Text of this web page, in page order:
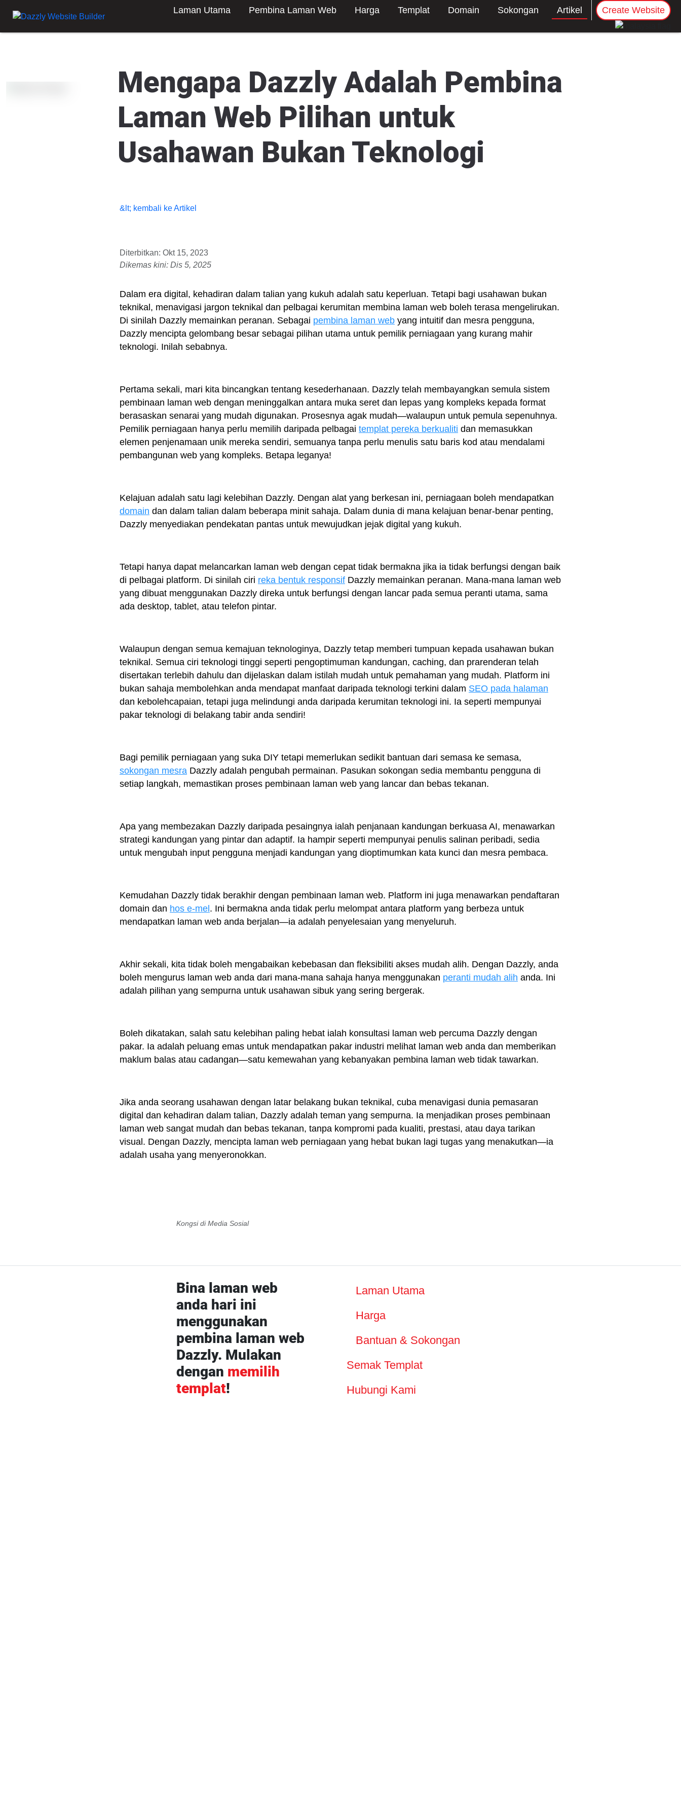
Laman Utama Pembina Laman Web Harga Templat Domain Sokongan Artikel Create Website
Mengapa Dazzly Adalah Pembina
Laman Web Pilihan untuk
Usahawan Bukan Teknologi
&lt; kembali ke Artikel
Diterbitkan: Okt 15, 2023
Dikemas kini: Dis 5, 2025
Dalam era digital, kehadiran dalam talian yang kukuh adalah satu keperluan. Tetapi bagi usahawan bukan
teknikal, menavigasi jargon teknikal dan pelbagai kerumitan membina laman web boleh terasa mengelirukan.
Di sinilah Dazzly memainkan peranan. Sebagai pembina laman web yang intuitif dan mesra pengguna,
Dazzly mencipta gelombang besar sebagai pilihan utama untuk pemilik perniagaan yang kurang mahir
teknologi. Inilah sebabnya.
Pertama sekali, mari kita bincangkan tentang kesederhanaan. Dazzly telah membayangkan semula sistem
pembinaan laman web dengan meninggalkan antara muka seret dan lepas yang kompleks kepada format
berasaskan senarai yang mudah digunakan. Prosesnya agak mudah—walaupun untuk pemula sepenuhnya.
Pemilik perniagaan hanya perlu memilih daripada pelbagai templat pereka berkualiti dan memasukkan
elemen penjenamaan unik mereka sendiri, semuanya tanpa perlu menulis satu baris kod atau mendalami
pembangunan web yang kompleks. Betapa leganya!
Kelajuan adalah satu lagi kelebihan Dazzly. Dengan alat yang berkesan ini, perniagaan boleh mendapatkan
domain dan dalam talian dalam beberapa minit sahaja. Dalam dunia di mana kelajuan benar-benar penting,
Dazzly menyediakan pendekatan pantas untuk mewujudkan jejak digital yang kukuh.
Tetapi hanya dapat melancarkan laman web dengan cepat tidak bermakna jika ia tidak berfungsi dengan baik
di pelbagai platform. Di sinilah ciri reka bentuk responsif Dazzly memainkan peranan. Mana-mana laman web
yang dibuat menggunakan Dazzly direka untuk berfungsi dengan lancar pada semua peranti utama, sama
ada desktop, tablet, atau telefon pintar.
Walaupun dengan semua kemajuan teknologinya, Dazzly tetap memberi tumpuan kepada usahawan bukan
teknikal. Semua ciri teknologi tinggi seperti pengoptimuman kandungan, caching, dan prarenderan telah
disertakan terlebih dahulu dan dijelaskan dalam istilah mudah untuk pemahaman yang mudah. Platform ini
bukan sahaja membolehkan anda mendapat manfaat daripada teknologi terkini dalam SEO pada halaman
dan kebolehcapaian, tetapi juga melindungi anda daripada kerumitan teknologi ini. Ia seperti mempunyai
pakar teknologi di belakang tabir anda sendiri!
Bagi pemilik perniagaan yang suka DIY tetapi memerlukan sedikit bantuan dari semasa ke semasa,
sokongan mesra Dazzly adalah pengubah permainan. Pasukan sokongan sedia membantu pengguna di
setiap langkah, memastikan proses pembinaan laman web yang lancar dan bebas tekanan.
Apa yang membezakan Dazzly daripada pesaingnya ialah penjanaan kandungan berkuasa AI, menawarkan
strategi kandungan yang pintar dan adaptif. Ia hampir seperti mempunyai penulis salinan peribadi, sedia
untuk mengubah input pengguna menjadi kandungan yang dioptimumkan kata kunci dan mesra pembaca.
Kemudahan Dazzly tidak berakhir dengan pembinaan laman web. Platform ini juga menawarkan pendaftaran
domain dan hos e-mel . Ini bermakna anda tidak perlu melompat antara platform yang berbeza untuk
mendapatkan laman web anda berjalan—ia adalah penyelesaian yang menyeluruh.
Akhir sekali, kita tidak boleh mengabaikan kebebasan dan fleksibiliti akses mudah alih. Dengan Dazzly, anda
boleh mengurus laman web anda dari mana-mana sahaja hanya menggunakan peranti mudah alih anda. Ini
adalah pilihan yang sempurna untuk usahawan sibuk yang sering bergerak.
Boleh dikatakan, salah satu kelebihan paling hebat ialah konsultasi laman web percuma Dazzly dengan
pakar. Ia adalah peluang emas untuk mendapatkan pakar industri melihat laman web anda dan memberikan
maklum balas atau cadangan—satu kemewahan yang kebanyakan pembina laman web tidak tawarkan.
Jika anda seorang usahawan dengan latar belakang bukan teknikal, cuba menavigasi dunia pemasaran
digital dan kehadiran dalam talian, Dazzly adalah teman yang sempurna. Ia menjadikan proses pembinaan
laman web sangat mudah dan bebas tekanan, tanpa kompromi pada kualiti, prestasi, atau daya tarikan
visual. Dengan Dazzly, mencipta laman web perniagaan yang hebat bukan lagi tugas yang menakutkan—ia
adalah usaha yang menyeronokkan.
Kongsi di Media Sosial
Bina laman web
anda hari ini
menggunakan
pembina laman web
Dazzly. Mulakan
dengan memilih
templat!
Laman Utama
Harga
Bantuan & Sokongan
Semak Templat
Hubungi Kami